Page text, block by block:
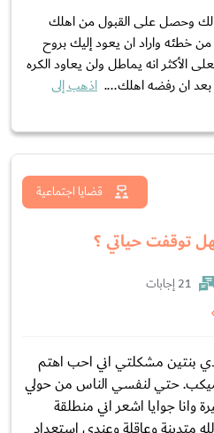
وحصل على القبول من اهلك
خطئه واراد ان يعود إليك بروح
الأكثر انه يماطل ولن يعاود الكره
ان رفضه اهلك.... اذهب إلى
قضايا اجتماعية
21 إجابات
ارملة ولدي بنتين مشكلتي اني احب اهتم
حتي لنفسي الناس من حولي
وانا جوايا اشعر اني منطلقة